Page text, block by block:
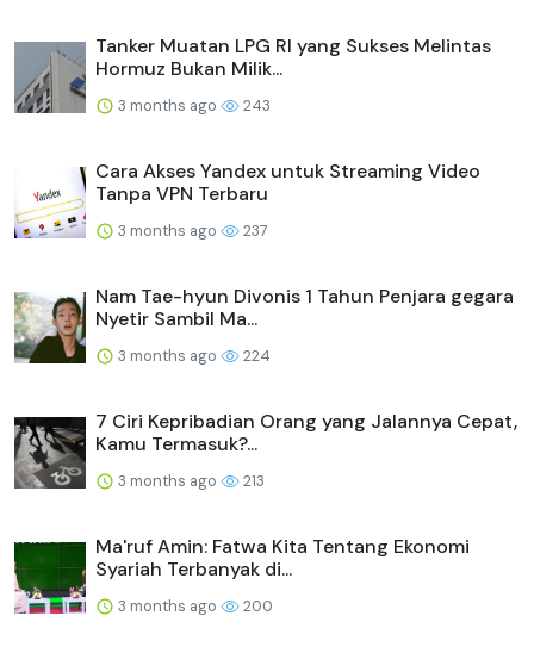
Tanker Muatan LPG RI yang Sukses Melintas
Hormuz Bukan Milik...
3 months ago 243
Cara Akses Yandex untuk Streaming Video
Tanpa VPN Terbaru
3 months ago 237
Nam Tae-hyun Divonis 1 Tahun Penjara gegara
Nyetir Sambil Ma...
3 months ago 224
7 Ciri Kepribadian Orang yang Jalannya Cepat,
Kamu Termasuk?...
3 months ago 213
Ma'ruf Amin: Fatwa Kita Tentang Ekonomi
Syariah Terbanyak di...
3 months ago 200